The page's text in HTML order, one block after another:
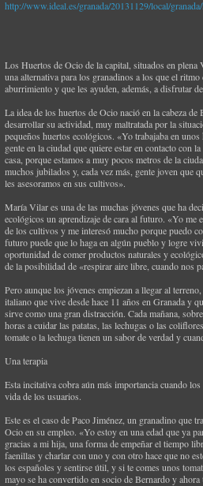
http://www.ideal.es/granada/20131129/local/
Los Huertos de Ocio de la capital, situados en plena
una alternativa para los granadinos a los que el
aburrimiento y que les ayuden, además, a disfrutar
La idea de los huertos de Ocio nació en la cabeza
desarrollar su actividad, muy maltratada por la
pequeños huertos ecológicos. «Yo trabajaba en
gente en la ciudad que quiere estar en contacto con
casa, porque estamos a muy pocos metros de la
muchos jubilados y, cada vez más, gente joven que
les asesoramos en sus cultivos».
María Vilar es una de las muchas jóvenes que ha
ecológicos un aprendizaje de cara al futuro. «Yo me
de los cultivos y me interesó mucho porque puedo
futuro puede que lo haga en algún pueblo y logre
oportunidad de comer productos naturales y
de la posibilidad de «respirar aire libre, cuando nos
Pero aunque los jóvenes empiezan a llegar al
italiano que vive desde hace 11 años en Granada y
sirve como una gran distracción. Cada mañana,
horas a cuidar las patatas, las lechugas o las
tomate o la lechuga tienen un sabor de verdad y
Una terapia
Esta incitativa cobra aún más importancia cuando
vida de los usuarios.
Este es el caso de Paco Jiménez, un granadino que
Ocio en su empleo. «Yo estoy en una edad que ya
gracias a mi hija, una forma de empeñar el tiempo
faenillas y charlar con uno y con otro hace que no
los españoles y sentirse útil, y si te comes unos
mayo se ha convertido en socio de Bernardo y